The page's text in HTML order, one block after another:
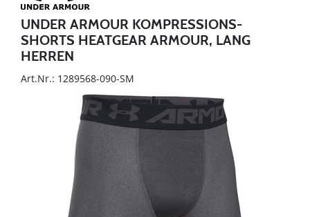
UNDER ARMOUR KOMPRESSIONS-
SHORTS HEATGEAR ARMOUR, LANG
HERREN
Art.Nr.: 1289568-090-SM